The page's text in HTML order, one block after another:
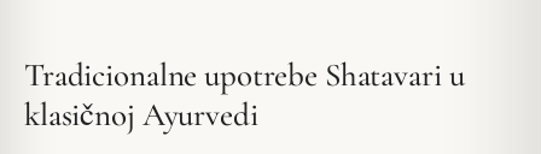
Tradicionalne upotrebe Shatavari u
klasičnoj Ayurvedi